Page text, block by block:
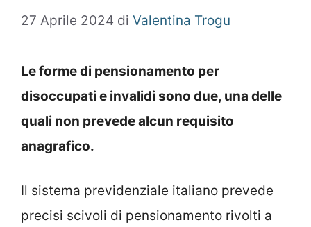
27 Aprile 2024 di Valentina Trogu
Le forme di pensionamento per
disoccupati e invalidi sono due, una delle
quali non prevede alcun requisito
anagrafico.
Il sistema previdenziale italiano prevede
precisi scivoli di pensionamento rivolti a